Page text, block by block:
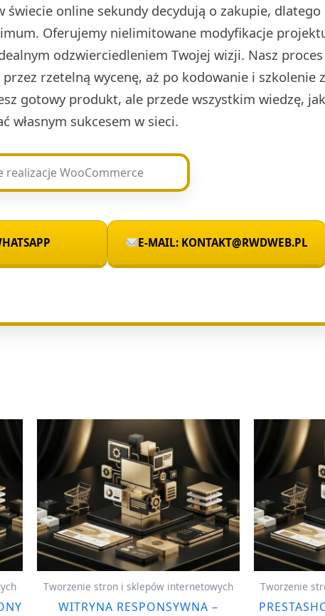
online sekundy decydują o zakupie, dlatego
Oferujemy nielimitowane modyfikacje
odzwierciedleniem Twojej wizji. Nasz proces
rzetelną wycenę, aż po kodowanie i szkolenie z
gotowy produkt, ale przede wszystkim wiedzę, jak
własnym sukcesem w sieci.
E-MAIL: KONTAKT@RWDWEB.PL
Tworzenie stron i sklepów internetowych
WITRYNA RESPONSYWNA –
Tworzenie